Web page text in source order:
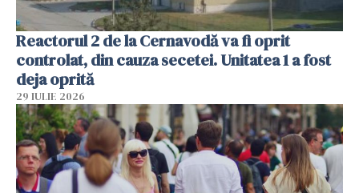
Reactorul 2 de la Cernavodă va fi oprit
controlat, din cauza secetei. Unitatea 1 a fost
deja oprită
29 IULIE 2026